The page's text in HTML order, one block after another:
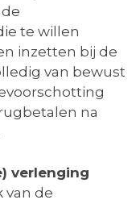
te willen
inzetten bij de
van bewust
na
verlenging
van de